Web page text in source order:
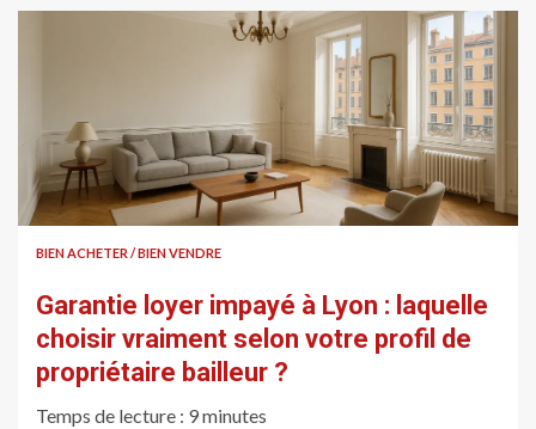
BIEN ACHETER / BIEN VENDRE
Garantie loyer impayé à Lyon : laquelle
choisir vraiment selon votre profil de
propriétaire bailleur ?
Temps de lecture : 9minutes